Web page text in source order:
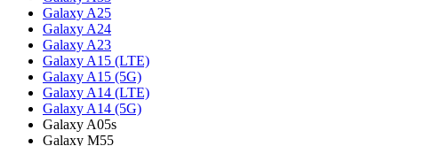
Galaxy A25
Galaxy A24
Galaxy A23
Galaxy A15 (LTE)
Galaxy A15 (5G)
Galaxy A14 (LTE)
Galaxy A14 (5G)
Galaxy A05s
Galaxy M55